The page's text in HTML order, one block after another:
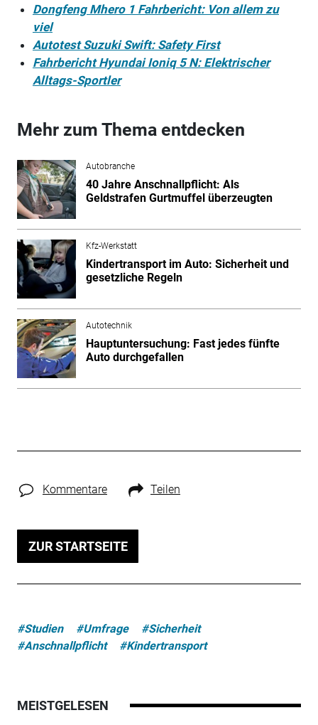
Dongfeng Mhero 1 Fahrbericht: Von allem zu
viel
Autotest Suzuki Swift: Safety First
Fahrbericht Hyundai Ioniq 5 N: Elektrischer
Alltags-Sportler
Mehr zum Thema entdecken
Autobranche
40 Jahre Anschnallpflicht: Als
Geldstrafen Gurtmuffel überzeugten
Kfz-Werkstatt
Kindertransport im Auto: Sicherheit und
gesetzliche Regeln
Autotechnik
Hauptuntersuchung: Fast jedes fünfte
Auto durchgefallen
Kommentare Teilen
ZUR STARTSEITE
#Studien #Umfrage
#Sicherheit
#Anschnallpflicht
#Kindertransport
MEISTGELESEN